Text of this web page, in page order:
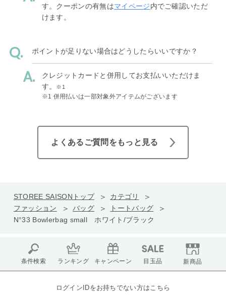
す。クーポンの有無はマイページ内でご確認いただ
けます。
ポイントが足りない場合はどうしたらいいですか？
クレジットカードと併用してお支払いいただけま
す。
※1
※1 併用払いは一部対象外アイテムがございます
よくあるご質問をもっと見る
STOREE SAISONトップ
カテゴリ
ファッション
バッグ
トートバッグ
N°33 Bowlerbag small ホワイト/ブラック
条件検索 ランキング キャンペーン 目玉品 新商品
ログインIDをお持ちでない方はこちら